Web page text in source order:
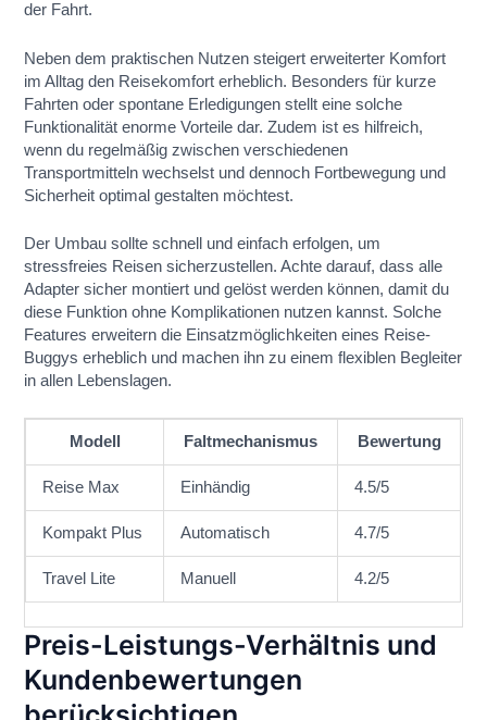
der Fahrt.
Neben dem praktischen Nutzen steigert erweiterter Komfort
im Alltag den Reisekomfort erheblich. Besonders für kurze
Fahrten oder spontane Erledigungen stellt eine solche
Funktionalität enorme Vorteile dar. Zudem ist es hilfreich,
wenn du regelmäßig zwischen verschiedenen
Transportmitteln wechselst und dennoch Fortbewegung und
Sicherheit optimal gestalten möchtest.
Der Umbau sollte schnell und einfach erfolgen, um
stressfreies Reisen sicherzustellen. Achte darauf, dass alle
Adapter sicher montiert und gelöst werden können, damit du
diese Funktion ohne Komplikationen nutzen kannst. Solche
Features erweitern die Einsatzmöglichkeiten eines Reise-
Buggys erheblich und machen ihn zu einem flexiblen Begleiter
in allen Lebenslagen.
Modell Faltmechanismus Bewertung
Reise Max Einhändig 4.5/5
Kompakt Plus Automatisch 4.7/5
Travel Lite Manuell 4.2/5
Preis-Leistungs-Verhältnis und
Kundenbewertungen